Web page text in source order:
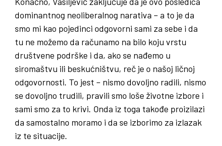
dominantnog neoliberalnog narativa – a to je da
smo mi kao pojedinci odgovorni sami za sebe i da
tu ne možemo da računamo na bilo koju vrstu
društvene podrške i da, ako se nađemo u
siromaštvu ili beskućništvu, reč je o našoj ličnoj
odgovornosti. To jest – nismo dovoljno radili, nismo
se dovoljno trudili, pravili smo loše životne izbore i
sami smo za to krivi. Onda iz toga takođe proizilazi
da samostalno moramo i da se izborimo za izlazak
iz te situacije.